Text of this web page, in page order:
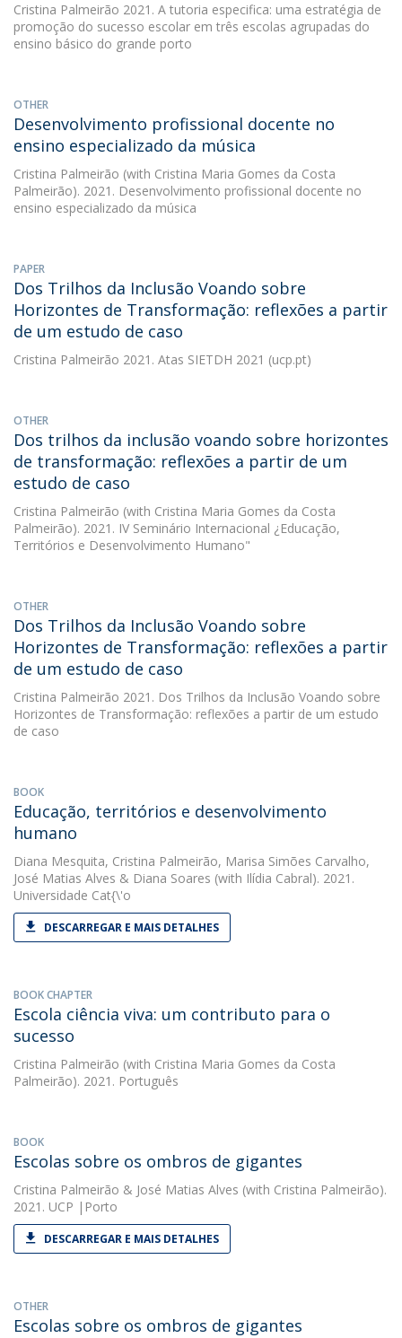
Cristina Palmeirão 2021. A tutoria especifica: uma estratégia de
promoção do sucesso escolar em três escolas agrupadas do
ensino básico do grande porto
OTHER
Desenvolvimento profissional docente no
ensino especializado da música
Cristina Palmeirão (with Cristina Maria Gomes da Costa
Palmeirão). 2021. Desenvolvimento profissional docente no
ensino especializado da música
PAPER
Dos Trilhos da Inclusão Voando sobre
Horizontes de Transformação: reflexões a partir
de um estudo de caso
Cristina Palmeirão 2021. Atas SIETDH 2021 (ucp.pt)
OTHER
Dos trilhos da inclusão voando sobre horizontes
de transformação: reflexões a partir de um
estudo de caso
Cristina Palmeirão (with Cristina Maria Gomes da Costa
Palmeirão). 2021. IV Seminário Internacional ¿Educação,
Territórios e Desenvolvimento Humano"
OTHER
Dos Trilhos da Inclusão Voando sobre
Horizontes de Transformação: reflexões a partir
de um estudo de caso
Cristina Palmeirão 2021. Dos Trilhos da Inclusão Voando sobre
Horizontes de Transformação: reflexões a partir de um estudo
de caso
BOOK
Educação, territórios e desenvolvimento
humano
Diana Mesquita, Cristina Palmeirão, Marisa Simões Carvalho,
José Matias Alves & Diana Soares (with Ilídia Cabral). 2021.
Universidade Cat{\'o
DESCARREGAR E MAIS DETALHES
BOOK CHAPTER
Escola ciência viva: um contributo para o
sucesso
Cristina Palmeirão (with Cristina Maria Gomes da Costa
Palmeirão). 2021. Português
BOOK
Escolas sobre os ombros de gigantes
Cristina Palmeirão & José Matias Alves (with Cristina Palmeirão).
2021. UCP |Porto
DESCARREGAR E MAIS DETALHES
OTHER
Escolas sobre os ombros de gigantes